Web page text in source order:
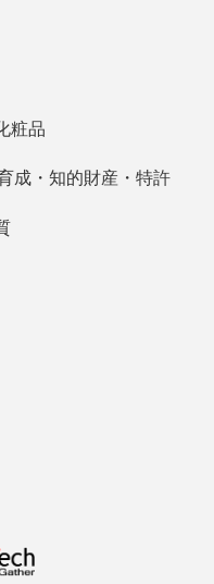
粧品
成・知的財産・特許